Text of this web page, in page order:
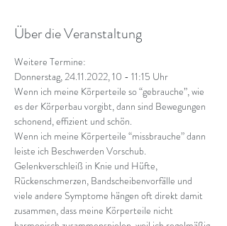
Über die Veranstaltung
Weitere Termine:
Donnerstag, 24.11.2022, 10 - 11:15 Uhr
Wenn ich meine Körperteile so “gebrauche”, wie
es der Körperbau vorgibt, dann sind Bewegungen
schonend, effizient und schön.
Wenn ich meine Körperteile “missbrauche” dann
leiste ich Beschwerden Vorschub.
Gelenkverschleiß in Knie und Hüfte,
Rückenschmerzen, Bandscheibenvorfälle und
viele andere Symptome hängen oft direkt damit
zusammen, dass meine Körperteile nicht